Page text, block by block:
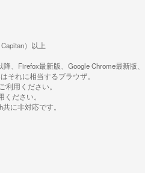
）以上
降、Firefox最新版、Google Chrome最新版
それに相当するブラウザ。
利用ください。
ださい。
に非対応です。